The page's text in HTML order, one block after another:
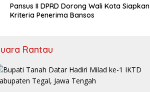
Pansus II DPRD Dorong Wali Kota Siapkan
Kriteria Penerima Bansos
Rantau